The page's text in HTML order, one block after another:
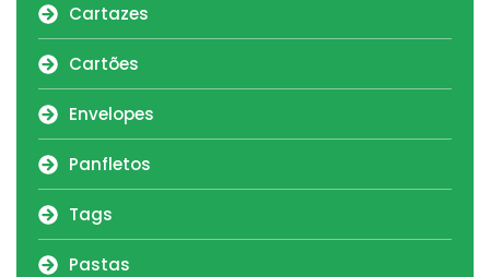
Cartazes
Cartões
Envelopes
Panfletos
Tags
Pastas